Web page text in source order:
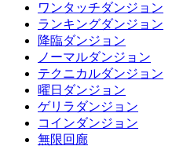
ワンタッチダンジョン
ランキングダンジョン
降臨ダンジョン
ノーマルダンジョン
テクニカルダンジョン
曜日ダンジョン
ゲリラダンジョン
コインダンジョン
無限回廊